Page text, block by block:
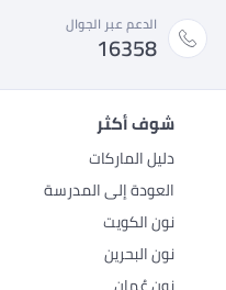
الدعم عبر الجوال
16358
شوف أكثر
دليل الماركات
العودة إلى المدرسة
نون الكويت
نون البحرين